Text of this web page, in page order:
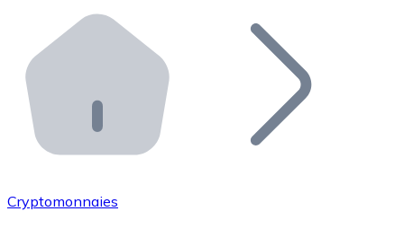
Distributeurs automatiques Bitnovo
Intégrez un ATM Bitnovo dans votre entreprise et
API Bitnovo
Intégrez notre API dans votre écosystème.
Rejoignez notre réseau de distributeurs et
Cryptomonnaies